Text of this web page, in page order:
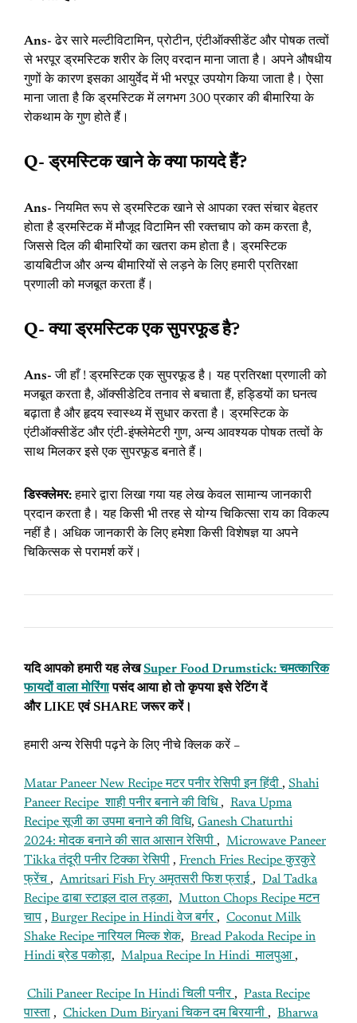
Ans- ढेर सारे मल्टीविटामिन, प्रोटीन, एंटीऑक्सीडेंट और पोषक तत्वों
से भरपूर ड्रमस्टिक शरीर के लिए वरदान माना जाता है। अपने औषधीय
गुणों के कारण इसका आयुर्वेद में भी भरपूर उपयोग किया जाता है। ऐसा
माना जाता है कि ड्रमस्टिक में लगभग 300 प्रकार की बीमारिया के
रोकथाम के गुण होते हैं।
Q- ड्रमस्टिक खाने के क्या फायदे हैं?
Ans- नियमित रूप से ड्रमस्टिक खाने से आपका रक्त संचार बेहतर
होता है ड्रमस्टिक में मौजूद विटामिन सी रक्तचाप को कम करता है,
जिससे दिल की बीमारियों का खतरा कम होता है। ड्रमस्टिक
डायबिटीज और अन्य बीमारियों से लड़ने के लिए हमारी प्रतिरक्षा
प्रणाली को मजबूत करता हैं।
Q- क्या ड्रमस्टिक एक सुपरफूड है?
Ans- जी हाँ ! ड्रमस्टिक एक सुपरफूड है। यह प्रतिरक्षा प्रणाली को
मजबूत करता है, ऑक्सीडेटिव तनाव से बचाता हैं, हड्डियों का घनत्व
बढ़ाता है और हृदय स्वास्थ्य में सुधार करता है। ड्रमस्टिक के
एंटीऑक्सीडेंट और एंटी-इंफ्लेमेटरी गुण, अन्य आवश्यक पोषक तत्वों के
साथ मिलकर इसे एक सुपरफूड बनाते हैं।
डिस्क्लेमर:हमारे द्वारा लिखा गया यह लेख केवल सामान्य जानकारी
प्रदान करता है। यह किसी भी तरह से योग्य चिकित्सा राय का विकल्प
नहीं है। अधिक जानकारी के लिए हमेशा किसी विशेषज्ञ या अपने
चिकित्सक से परामर्श करें।
यदि आपको हमारी यह लेखSuper Food Drumstick: चमत्कारिक
फायदों वाला मोरिंगापसंद आया हो तो कृपया इसे रेटिंग दें
और LIKE एवं SHARE जरूर करें।
हमारी अन्य रेसिपी पढ़ने के लिए नीचे क्लिक करें –
Matar Paneer New Recipe मटर पनीर रेसिपी इन हिंदी , Shahi
Paneer Recipe शाही पनीर बनाने की विधि , Rava Upma
Recipe सूजी का उपमा बनाने की विधि, Ganesh Chaturthi
2024: मोदक बनाने की सात आसान रेसिपी , Microwave Paneer
Tikka तंदूरी पनीर टिक्का रेसिपी , French Fries Recipe कुरकुरे
फ्रेंच , Amritsari Fish Fry अमृतसरी फिश फ्राई , Dal Tadka
Recipe ढाबा स्टाइल दाल तड़का, Mutton Chops Recipe मटन
चाप , Burger Recipe in Hindi वेज बर्गर , Coconut Milk
Shake Recipe नारियल मिल्क शेक, Bread Pakoda Recipe in
Hindi ब्रेड पकोड़ा, Malpua Recipe In Hindi मालपुआ ,
Chili Paneer Recipe In Hindi चिली पनीर , Pasta Recipe
पास्ता , Chicken Dum Biryani चिकन दम बिरयानी , Bharwa